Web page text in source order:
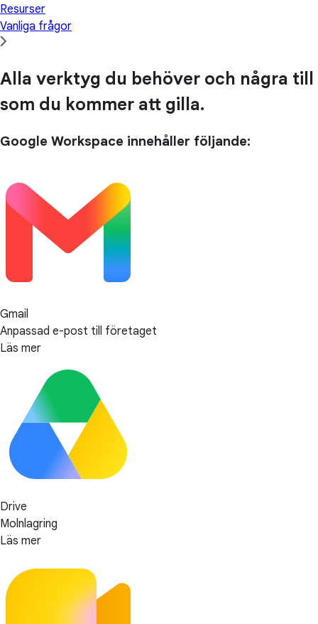
Resurser
Vanliga frågor
Alla verktyg du behöver och några till
som du kommer att gilla.
Google Workspace innehåller följande:
Gmail
Anpassad e-post till företaget
Läs mer
Drive
Molnlagring
Läs mer